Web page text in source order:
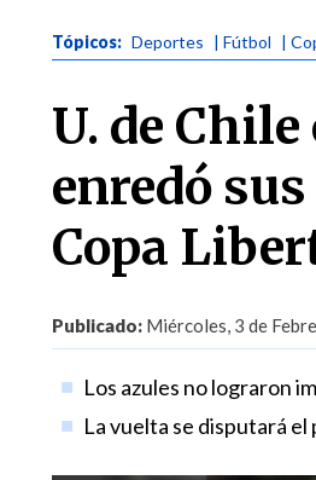
Tópicos: Deportes | Fútbol |
U. de
enredó
Copa
Publicado: Miércoles, 3 de
Los azules no lograron
La vuelta se disputará